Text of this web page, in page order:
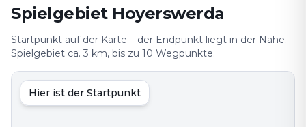
Spielgebiet Hoyerswerda
Startpunkt auf der Karte – der Endpunkt liegt in der Nähe.
Spielgebiet ca. 3 km, bis zu 10 Wegpunkte.
Hier ist der Startpunkt